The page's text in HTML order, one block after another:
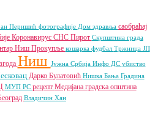
Перишић фотографије Дом здравља саобраћај
Коронавирус СНС Пирот Скупштина града
Ниш Прокупље кошарка фудбал Тржница ЈП
Ниш Јужна Србија Инфо ДС убиство
Дарко Булатовић Нишка Бања Градина
МУП РС рецепт Медијана градска општина
Владичин Хан